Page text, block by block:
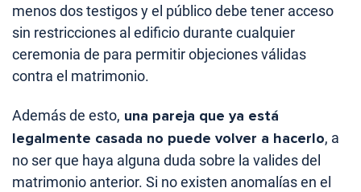
menos dos testigos y el público debe tener acceso
sin restricciones al edificio durante cualquier
ceremonia de para permitir objeciones válidas
contra el matrimonio.
Además de esto, una pareja que ya está
legalmente casada no puede volver a hacerlo, a
no ser que haya alguna duda sobre la valides del
matrimonio anterior. Si no existen anomalías en el